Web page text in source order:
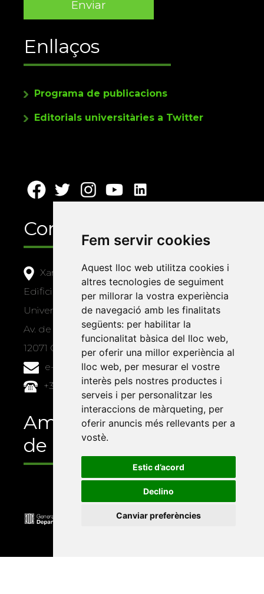
Fem servir cookies
Aquest lloc web utilitza cookies i
altres tecnologies de seguiment
per millorar la vostra experiència
de navegació amb les finalitats
següents: per habilitar la
funcionalitat bàsica del lloc web,
per oferir una millor experiència al
lloc web, per mesurar el vostre
interès pels nostres productes i
serveis i per personalitzar les
interaccions de màrqueting, per
oferir anuncis més rellevants per a
vostè.
Estic d’acord
Declino
Canviar preferències
Enllaços
Programa de publicacions
Editorials universitàries a Twitter
Contacte
Xarxa Vives d'Universitats
Edifici Àgora
Universitat Jaume I, local 10
Av. de Vicent Sos Baynat, s/n
12071 Castelló de la Plana
e-buc@vives.org
+34 964 72 89 93
Amb el suport
de